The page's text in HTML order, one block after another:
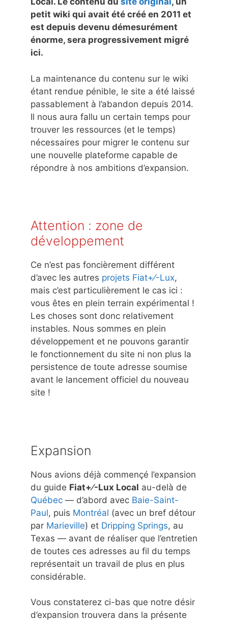
petit wiki qui avait été créé en 2011 et
est depuis devenu démesurément
énorme, sera progressivement migré
ici.
La maintenance du contenu sur le wiki
étant rendue pénible, le site a été laissé
passablement à l’abandon depuis 2014.
Il nous aura fallu un certain temps pour
trouver les ressources (et le temps)
nécessaires pour migrer le contenu sur
une nouvelle plateforme capable de
répondre à nos ambitions d’expansion.
Attention : zone de
développement
Ce n’est pas foncièrement différent
d’avec les autres projets Fiat+⁄-Lux,
mais c’est particulièrement le cas ici :
vous êtes en plein terrain expérimental !
Les choses sont donc relativement
instables. Nous sommes en plein
développement et ne pouvons garantir
le fonctionnement du site ni non plus la
persistence de toute adresse soumise
avant le lancement officiel du nouveau
site !
Expansion
Nous avions déjà commençé l’expansion
du guide Fiat+⁄-Lux Local au-delà de
Québec — d’abord avec Baie-Saint-
Paul, puis Montréal (avec un bref détour
par Marieville) et Dripping Springs, au
Texas — avant de réaliser que l’entretien
de toutes ces adresses au fil du temps
représentait un travail de plus en plus
considérable.
Vous constaterez ci-bas que notre désir
d’expansion trouvera dans la présente